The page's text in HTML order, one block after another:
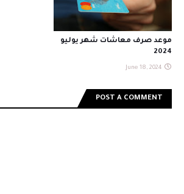
موعد صرف معاشات شهر يوليو
2024
June 18, 2024
POST A COMMENT